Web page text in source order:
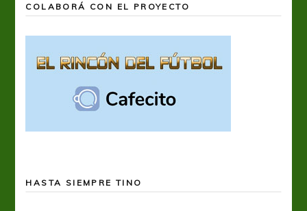
COLABORÁ CON EL PROYECTO
HASTA SIEMPRE TINO